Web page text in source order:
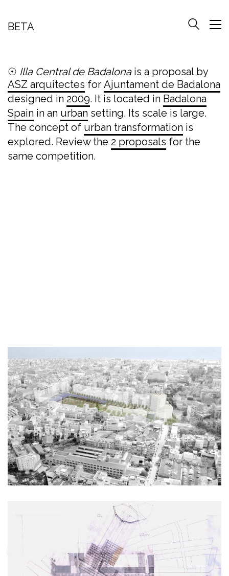
BETA
☉ Illa Central de Badalonais a proposal by
ASZ arquitectes for Ajuntament de Badalona
designed in 2009. It is located in Badalona
Spain in an urban setting. Its scale is large.
The concept of urban transformation is
explored. Review the 2 proposals for the
same competition.